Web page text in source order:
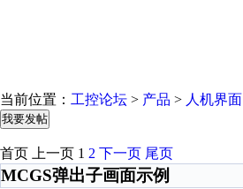
当前位置： 工控论坛 > 产品 > 人机界面
我要发帖
首页 上一页 1 2 下一页 尾页
MCGS弹出子画面示例